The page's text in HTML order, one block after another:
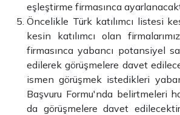
eşleştirme firmasınca
Öncelikle Türk katılımcı listesi
kesin katılımcı olan
firmasınca yabancı potansiyel
edilerek görüşmelere davet
ismen görüşmek istedikleri
Başvuru Formu'nda belirtmeleri
da görüşmelere davet